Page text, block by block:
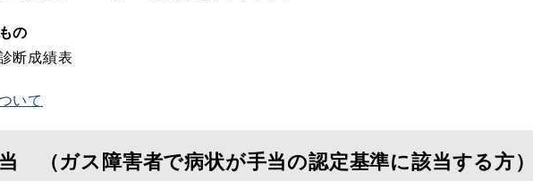
の
断成績表
いて
当 （ガス障害者で病状が手当の認定基準に該当する方